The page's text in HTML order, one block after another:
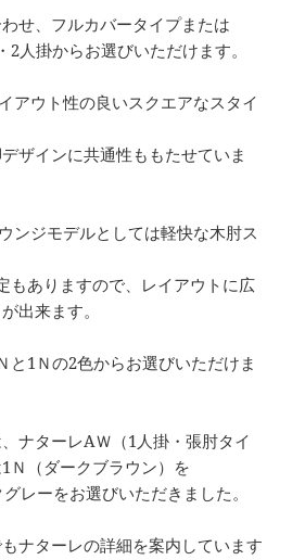
せ、フルカバータイプまたは
2人掛からお選びいただけます。
アウト性の良いスクエアなスタイ
ザインに共通性ももたせていま
ンジモデルとしては軽快な木肘ス
もありますので、レイアウトに広
出来ます。
と1Ｎの2色からお選びいただけま
ナターレAＷ（1人掛・張肘タイ
Ｎ（ダークブラウン）を
レーをお選びいただきました。
ナターレの詳細を案内しています